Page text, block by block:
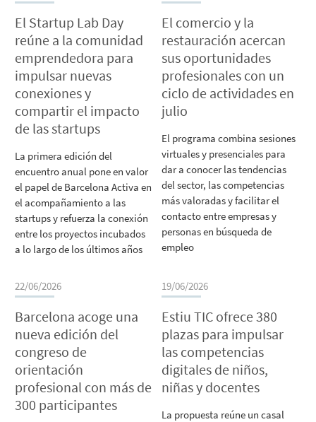
El Startup Lab Day
reúne a la comunidad
emprendedora para
impulsar nuevas
conexiones y
compartir el impacto
de las startups
La primera edición del
encuentro anual pone en valor
el papel de Barcelona Activa en
el acompañamiento a las
startups y refuerza la conexión
entre los proyectos incubados
a lo largo de los últimos años
El comercio y la
restauración acercan
sus oportunidades
profesionales con un
ciclo de actividades en
julio
El programa combina sesiones
virtuales y presenciales para
dar a conocer las tendencias
del sector, las competencias
más valoradas y facilitar el
contacto entre empresas y
personas en búsqueda de
empleo
22/06/2026
Barcelona acoge una
nueva edición del
congreso de
orientación
profesional con más de
300 participantes
19/06/2026
Estiu TIC ofrece 380
plazas para impulsar
las competencias
digitales de niños,
niñas y docentes
La propuesta reúne un casal